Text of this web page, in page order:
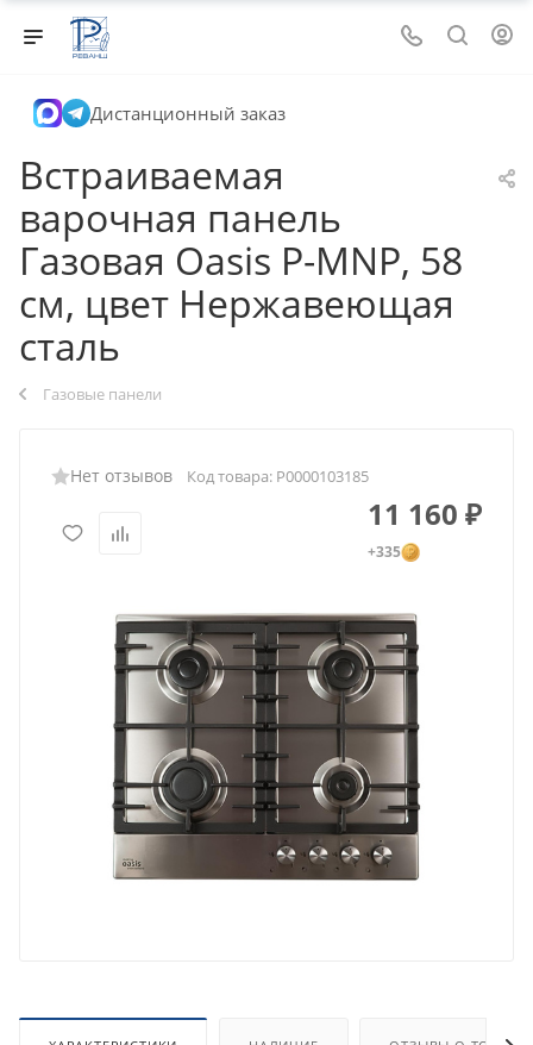
Дистанционный заказ
Встраиваемая
варочная панель
Газовая Oasis P-MNP, 58
см, цвет Нержавеющая
сталь
Газовые панели
Нет отзывов Код товара: Р0000103185
11 160 ₽
+335